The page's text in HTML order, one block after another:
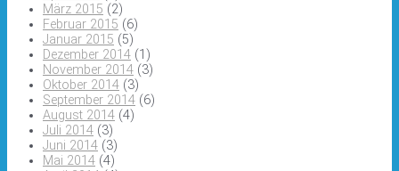
März 2015 (2)
Februar 2015 (6)
Januar 2015 (5)
Dezember 2014 (1)
November 2014 (3)
Oktober 2014 (3)
September 2014 (6)
August 2014 (4)
Juli 2014 (3)
Juni 2014 (3)
Mai 2014 (4)